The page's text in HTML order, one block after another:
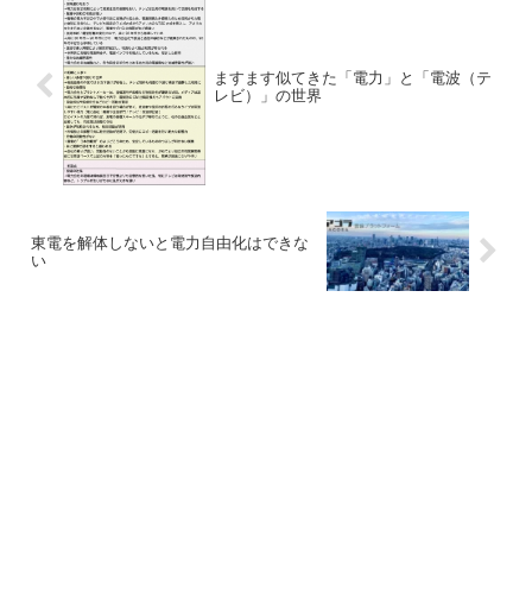
ますます似てきた「電力」と「電波（テ
レビ）」の世界
東電を解体しないと電力自由化はできな
い